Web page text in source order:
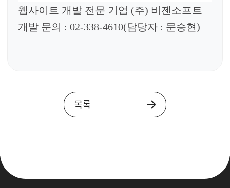
웹사이트 개발 전문 기업 (주) 비젠소프트
개발 문의 : 02-338-4610(담당자 : 문승현)
목록